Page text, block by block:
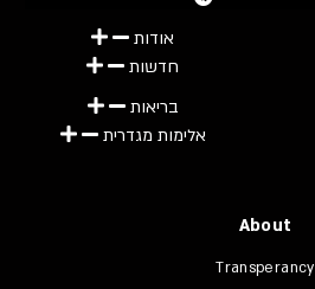
אודות
חדשות
בריאות
אלימות מגדרית
About
Transperancy